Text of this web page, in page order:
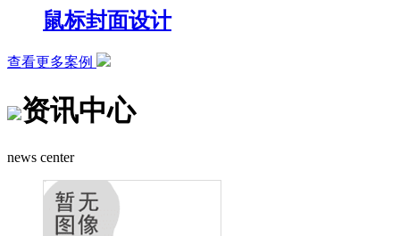
鼠标封面设计
查看更多案例
资讯中心
news center